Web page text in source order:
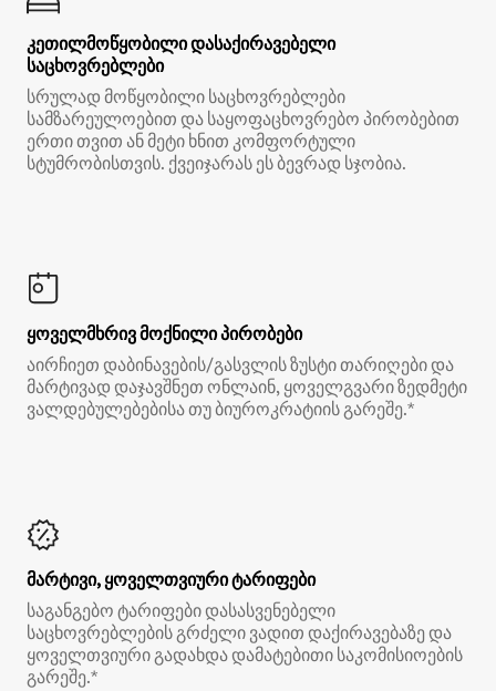
კეთილმოწყობილი დასაქირავებელი
საცხოვრებლები
სრულად მოწყობილი საცხოვრებლები
სამზარეულოებით და საყოფაცხოვრებო პირობებით
ერთი თვით ან მეტი ხნით კომფორტული
სტუმრობისთვის. ქვეიჯარას ეს ბევრად სჯობია.
ყოველმხრივ მოქნილი პირობები
აირჩიეთ დაბინავების/გასვლის ზუსტი თარიღები და
მარტივად დაჯავშნეთ ონლაინ, ყოველგვარი ზედმეტი
ვალდებულებებისა თუ ბიუროკრატიის გარეშე.*
მარტივი, ყოველთვიური ტარიფები
საგანგებო ტარიფები დასასვენებელი
საცხოვრებლების გრძელი ვადით დაქირავებაზე და
ყოველთვიური გადახდა დამატებითი საკომისიოების
გარეშე.*